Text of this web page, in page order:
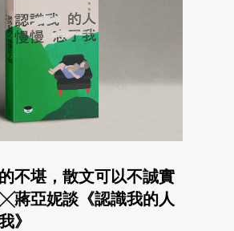
不堪，散文可以不誠實
蔣亞妮談《認識我的人
》